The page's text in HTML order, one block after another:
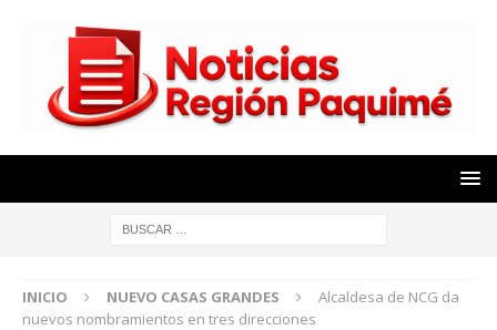
INICIO NUEVO CASAS GRANDES
Alcaldesa de NCG da
nuevos nombramientos en tres direcciones